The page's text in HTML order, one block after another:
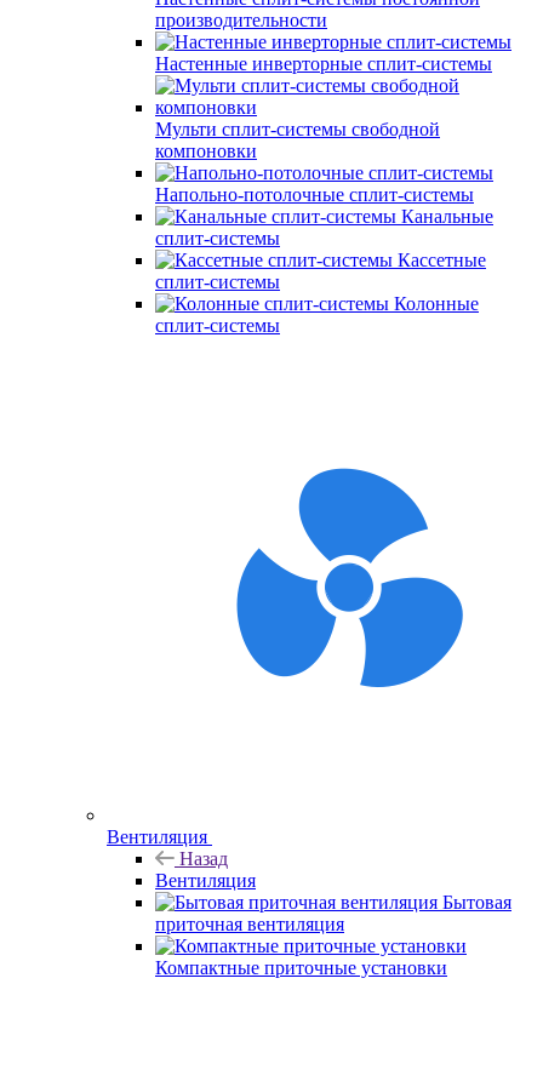
производительности
Настенные инверторные сплит-системы
Мульти сплит-системы свободной
компоновки
Напольно-потолочные сплит-системы
Канальные
сплит-системы
Кассетные
сплит-системы
Колонные
сплит-системы
Вентиляция
Назад
Вентиляция
Бытовая
приточная вентиляция
Компактные приточные установки